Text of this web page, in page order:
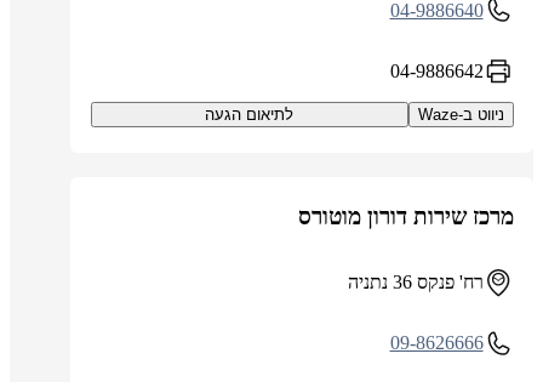
04-9886640
04-9886642
ניווט ב-Waze לתיאום הגעה
מרכז שירות דורון מוטורס
רח' פנקס 36 נתניה
09-8626666